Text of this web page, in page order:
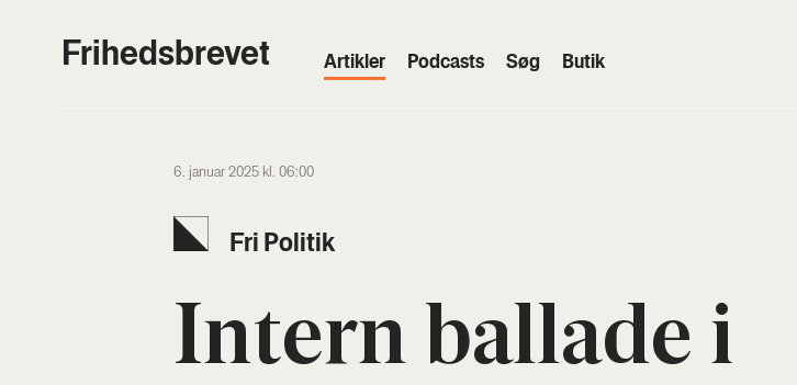
Frihedsbrevet Artik­ler Podcasts Søg Butik
6. januar 2025 kl. 06:00
Fri Poli­tik
Intern bal­la­de i